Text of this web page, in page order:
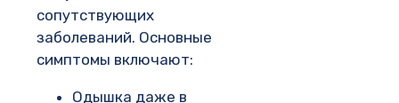
сопутствующих
заболеваний. Основные
симптомы включают:
Одышка даже в